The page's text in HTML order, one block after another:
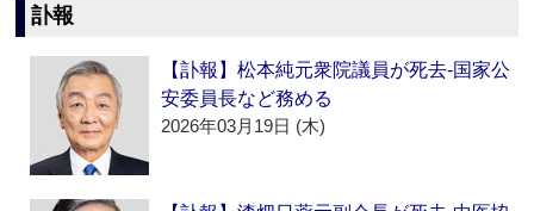
訃報
【訃報】松本純元衆院議員が死去‐国家公
安委員長など務める
2026年03月19日 (木)